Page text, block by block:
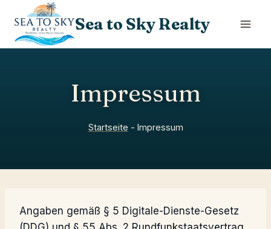
content
Sea to Sky Realty
Impressum
Startseite - Impressum
Angaben gemäß § 5 Digitale-Dienste-Gesetz